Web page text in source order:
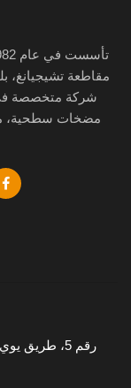
مقاطعة تشيجيانغ،
شركة متخصصة
مضخات سطحية،
رقم 5، طريق يوي يينغ، بلدة دا شي، تايزهو، زهيجيانغ، الصين